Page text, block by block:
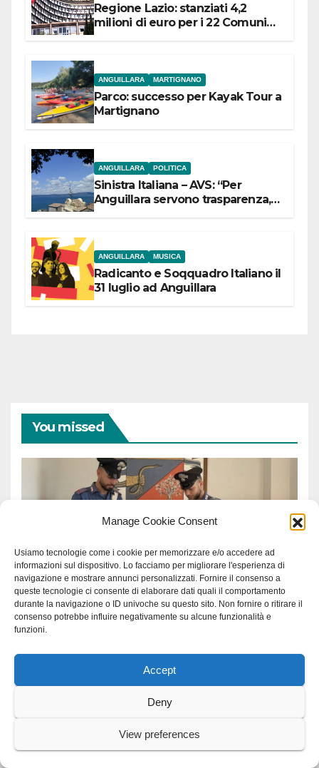
Manage Cookie Consent
Usiamo tecnologie come i cookie per memorizzare e/o accedere ad
informazioni sul dispositivo. Lo facciamo per migliorare l'esperienza di
navigazione e mostrare annunci personalizzati. Fornire il consenso a
queste tecnologie ci consente di elaborare dati quali il comportamento
durante la navigazione o ID univoche su questo sito. Non fornire o ritirare il
consenso potrebbe influire negativamente su alcune funzionalità e
funzioni.
Accept
Deny
View preferences
Regione Lazio: stanziati 4,2
milioni di euro per i 22 Comuni
ANGUILLARA MARTIGNANO
Parco: successo per Kayak Tour a
Martignano
ANGUILLARA POLITICA
Sinistra Italiana – AVS: “Per
Anguillara servono trasparenza,
ANGUILLARA MUSICA
Radicanto e Soqquadro Italiano il
31 luglio ad Anguillara
You missed
Ladispoli: donna segregata.
Operazione dell’Arma
6 AGOSTO 2026 GRAZIAROSA VILLANI
Hiroshima: Sanna “Questo
81esimo anniversario sia un
monito per tutti”
6 AGOSTO 2026 GRAZIAROSA VILLANI